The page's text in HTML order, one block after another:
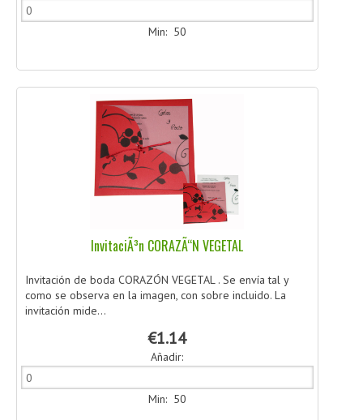
Min: 50
InvitaciÃ³n CORAZÃ“N VEGETAL
Invitación de boda CORAZÓN VEGETAL . Se envía tal y
como se observa en la imagen, con sobre incluido. La
invitación mide...
€1.14
Añadir:
Min: 50